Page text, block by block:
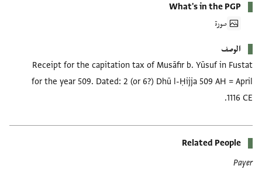
What's in the PGP
صورة
الوصف
Receipt for the capitation tax of Musāfir b. Yūsuf in Fustat
for the year 509. Dated: 2 (or 6?) Dhū l-Ḥijja 509 AH = April
1116 CE.
Related People
Payer